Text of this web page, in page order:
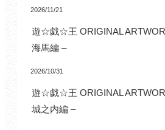
2026/11/21
遊☆戯☆王 ORIGINAL
海馬編 –
2026/10/31
遊☆戯☆王 ORIGINAL
城之内編 –